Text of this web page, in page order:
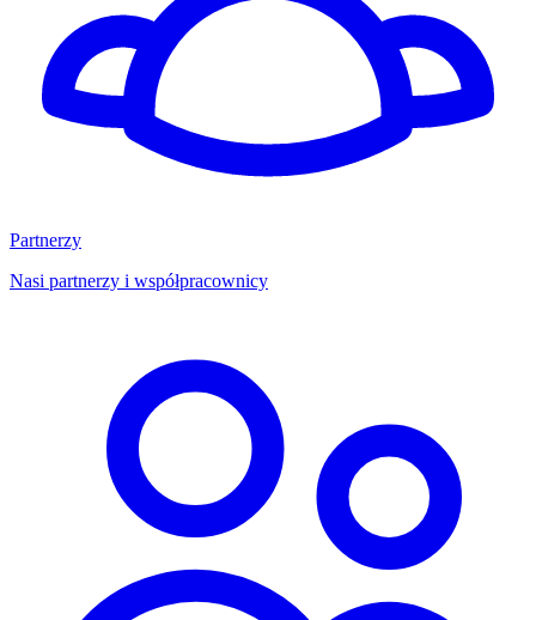
Partnerzy
Nasi partnerzy i współpracownicy